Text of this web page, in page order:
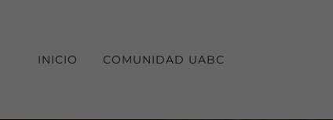
INICIO COMUNIDAD UABC